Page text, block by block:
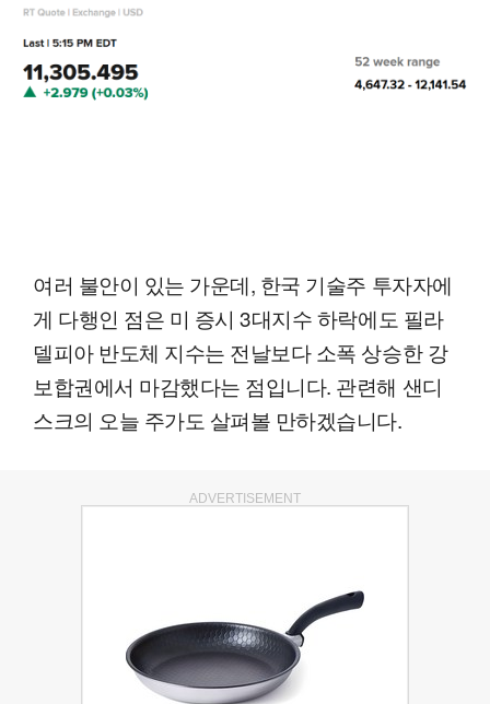
여러 불안이 있는 가운데, 한국 기술주 투자자에
게 다행인 점은 미 증시 3대지수 하락에도 필라
델피아 반도체 지수는 전날보다 소폭 상승한 강
보합권에서 마감했다는 점입니다. 관련해 샌디
스크의 오늘 주가도 살펴볼 만하겠습니다.
ADVERTISEMENT